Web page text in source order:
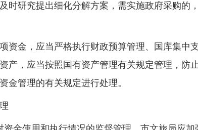
时研究提出细化分解方案，需实施政府采购的
金，应当严格执行财政预算管理、国库集中
产，应当按照国有资产管理有关规定管理，防
金管理的有关规定进行处理。